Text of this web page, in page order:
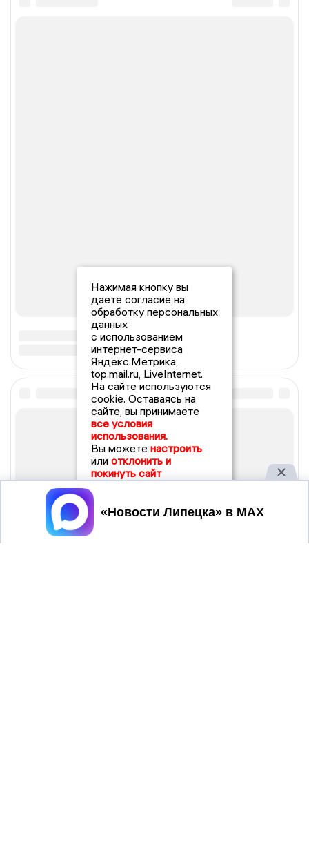
Нажимая кнопку вы
даете согласие на
обработку персональных
данных
с использованием
интернет-сервиса
Яндекс.Метрика,
top.mail.ru, LiveInternet.
На сайте используются
cookie. Оставаясь на
сайте, вы принимаете
все условия
использования.
Вы можете настроить
или отклонить и
покинуть сайт
Принять